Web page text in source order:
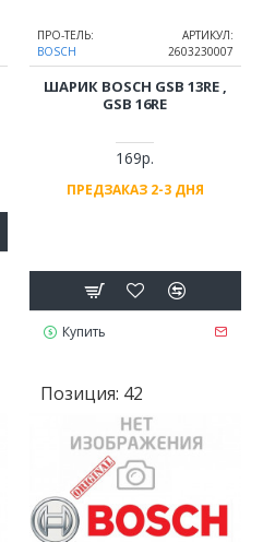
ПРО-ТЕЛЬ:
BOSCH
АРТИКУЛ:
2603230007
ШАРИК BOSCH GSB 13RE ,
GSB 16RE
169р.
ПРЕДЗАКАЗ 2-3 ДНЯ
Купить
Позиция: 42